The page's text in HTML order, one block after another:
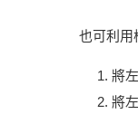
也可利用
將
將